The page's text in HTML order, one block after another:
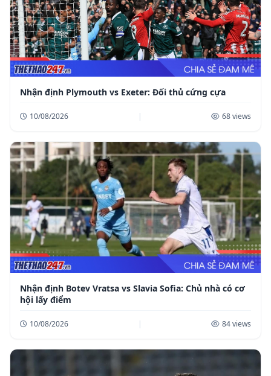
Nhận định Plymouth vs Exeter: Đối thủ cứng cựa
10/08/2026 | 68 views
Nhận định Botev Vratsa vs Slavia Sofia: Chủ nhà có cơ
hội lấy điểm
10/08/2026 | 84 views